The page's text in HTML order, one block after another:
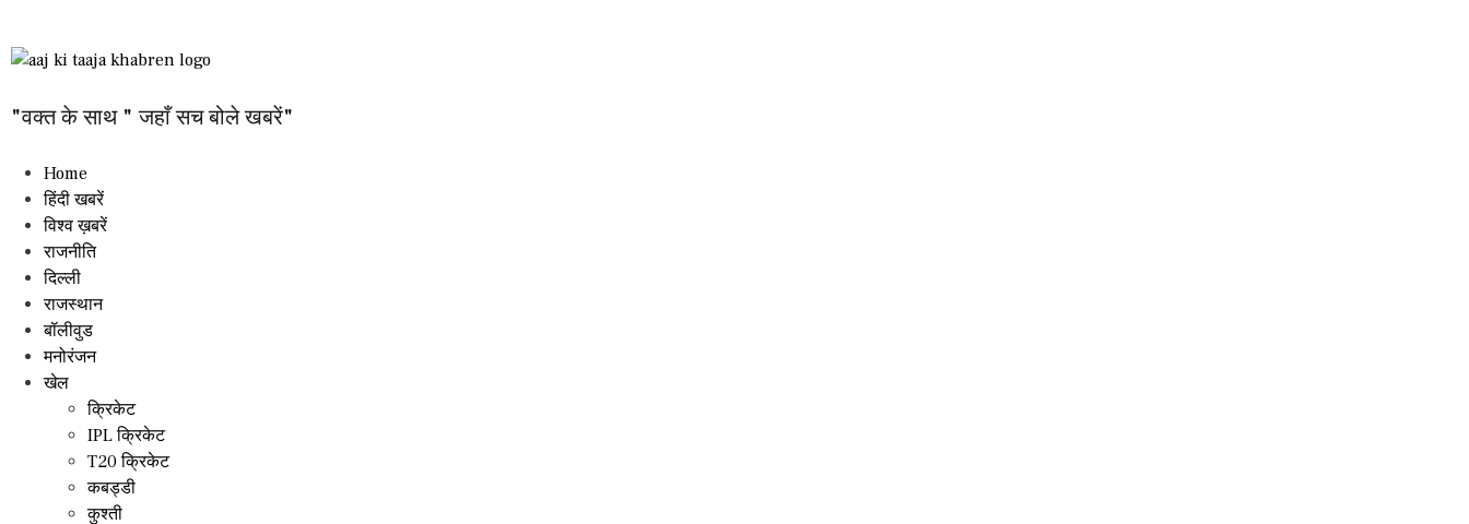
"वक्त के साथ " जहाँ सच बोले खबरें"
Home
हिंदी खबरें
विश्व ख़बरें
राजनीति
दिल्ली
राजस्थान
बॉलीवुड
मनोरंजन
खेल
क्रिकेट
IPL क्रिकेट
T20 क्रिकेट
कबड्डी
कुश्ती